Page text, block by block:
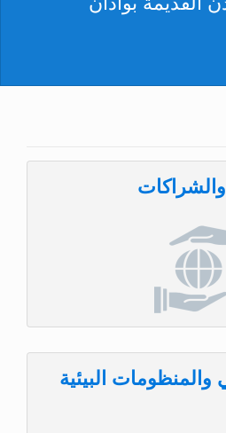
والشراكات
والمنظومات البيئية